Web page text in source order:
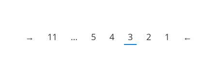
←
1
2
3
4
5
…
11
→